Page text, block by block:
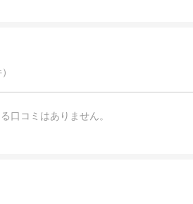
口コミはありません。